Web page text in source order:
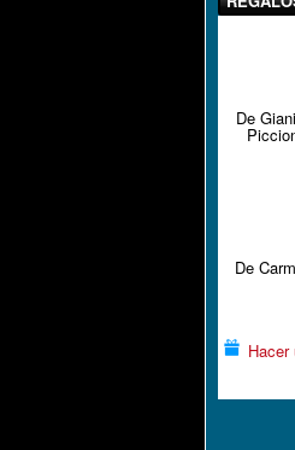
De
De
Hacer